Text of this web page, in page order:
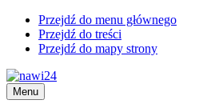
Przejdź do menu głównego
Przejdź do treści
Przejdź do mapy strony
Menu